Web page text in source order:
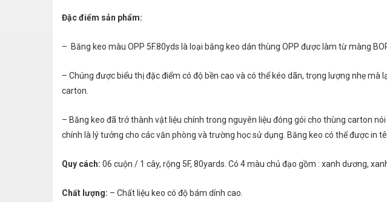
Đặc điểm sản phẩm:
– Băng keo màu OPP 5F.80yds là loại băng keo dán thùng OPP được làm từ màng
– Chúng được biểu thị đặc điểm có độ bền cao và có thể kéo dãn, trọng lượng nhẹ
carton.
– Băng keo đã trở thành vật liệu chính trong nguyên liệu đóng gói cho thùng carton
chính là lý tưởng cho các văn phòng và trường học sử dụng. Băng keo có thể được in
Quy cách: 06 cuộn / 1 cây, rộng 5F, 80yards. Có 4 màu chủ đạo gồm : xanh dương,
Chất lượng: – Chất liệu keo có độ bám dính cao.